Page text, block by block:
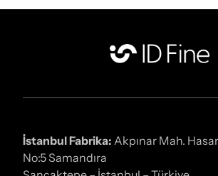
İstanbul Fabrika: Akpınar Mah.
No:5 Samandıra